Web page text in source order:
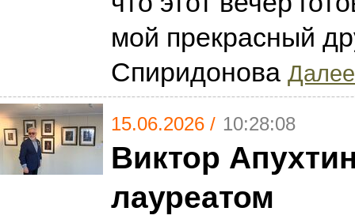
мой прекрасный
Спиридонова
15.06.2026 / 10:28:08
Виктор
лауреатом